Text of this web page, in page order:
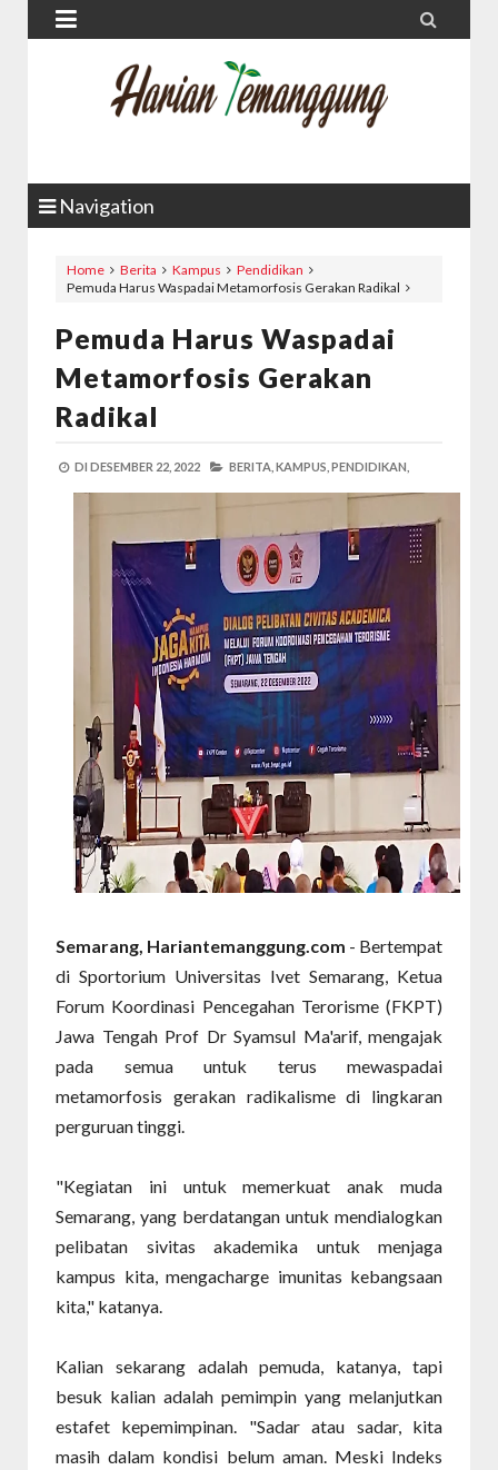
 
Navigation
Home Berita Kampus
Pendidikan
Pemuda Harus Waspadai Metamorfosis Gerakan Radikal
Pemuda Harus Waspadai
Metamorfosis Gerakan
Radikal
DI DESEMBER 22, 2022 BERITA, KAMPUS, PENDIDIKAN,
Semarang, Hariantemanggung.com - Bertempat
di Sportorium Universitas Ivet Semarang, Ketua
Forum Koordinasi Pencegahan Terorisme (FKPT)
Jawa Tengah Prof Dr Syamsul Ma'arif, mengajak
pada semua untuk terus mewaspadai
metamorfosis gerakan radikalisme di lingkaran
perguruan tinggi.
"Kegiatan ini untuk memerkuat anak muda
Semarang, yang berdatangan untuk mendialogkan
pelibatan sivitas akademika untuk menjaga
kampus kita, mengacharge imunitas kebangsaan
kita," katanya.
Kalian sekarang adalah pemuda, katanya, tapi
besuk kalian adalah pemimpin yang melanjutkan
estafet kepemimpinan. "Sadar atau sadar, kita
masih dalam kondisi belum aman. Meski Indeks